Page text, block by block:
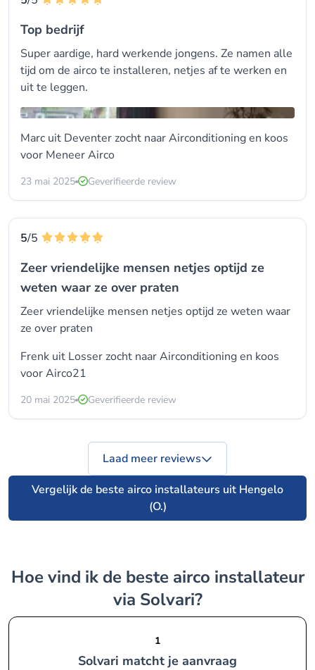
Top bedrijf
Super aardige, hard werkende jongens. Ze namen alle
tijd om de airco te installeren, netjes af te werken en
uit te leggen.
Marc uit Deventer zocht naar Airconditioning en koos
voor Meneer Airco
23 mai 2025 Geverifieerde review
5/5
Zeer vriendelijke mensen netjes optijd ze
weten waar ze over praten
Zeer vriendelijke mensen netjes optijd ze weten waar
ze over praten
Frenk uit Losser zocht naar Airconditioning en koos
voorAirco21
20 mai 2025 Geverifieerde review
Vergelijk de beste airco installateurs uit Hengelo
(O.)
Laad meer reviews
Hoe vind ik de beste airco installateur
via Solvari?
1
Solvari matcht je aanvraag